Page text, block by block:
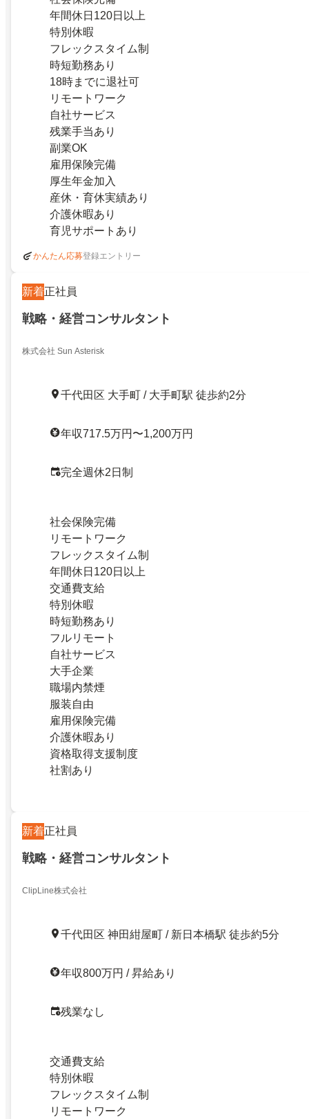
年間休日120日以上
特別休暇
フレックスタイム制
時短勤務あり
18時までに退社可
リモートワーク
自社サービス
残業手当あり
副業OK
雇用保険完備
厚生年金加入
産休・育休実績あり
介護休暇あり
育児サポートあり
かんたん応募登録エントリー
新着正社員
戦略・経営コンサルタント
株式会社 Sun Asterisk
千代田区 大手町 / 大手町駅 徒歩約2分
年収717.5万円〜1,200万円
完全週休2日制
社会保険完備
リモートワーク
フレックスタイム制
年間休日120日以上
交通費支給
特別休暇
時短勤務あり
フルリモート
自社サービス
大手企業
職場内禁煙
服装自由
雇用保険完備
介護休暇あり
資格取得支援制度
社割あり
新着正社員
戦略・経営コンサルタント
ClipLine株式会社
千代田区 神田紺屋町 / 新日本橋駅 徒歩約5分
年収800万円 / 昇給あり
残業なし
交通費支給
特別休暇
フレックスタイム制
リモートワーク